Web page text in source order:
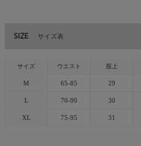
SIZE サイズ表
サイズ ウエスト 股上
M 65-85 29
L 70-90 30
XL 75-95 31